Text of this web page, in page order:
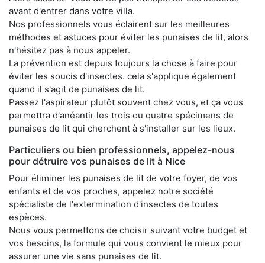
avant d'entrer dans votre villa.
Nos professionnels vous éclairent sur les meilleures
méthodes et astuces pour éviter les punaises de lit, alors
n'hésitez pas à nous appeler.
La prévention est depuis toujours la chose à faire pour
éviter les soucis d'insectes. cela s'applique également
quand il s'agit de punaises de lit.
Passez l'aspirateur plutôt souvent chez vous, et ça vous
permettra d'anéantir les trois ou quatre spécimens de
punaises de lit qui cherchent à s'installer sur les lieux.
Particuliers ou bien professionnels, appelez-nous
pour détruire vos punaises de lit à Nice
Pour éliminer les punaises de lit de votre foyer, de vos
enfants et de vos proches, appelez notre société
spécialiste de l'extermination d'insectes de toutes
espèces.
Nous vous permettons de choisir suivant votre budget et
vos besoins, la formule qui vous convient le mieux pour
assurer une vie sans punaises de lit.